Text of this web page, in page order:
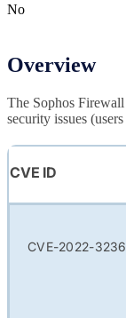
No
Overview
The Sophos
security issues
CVE ID
CVE-2022-3236